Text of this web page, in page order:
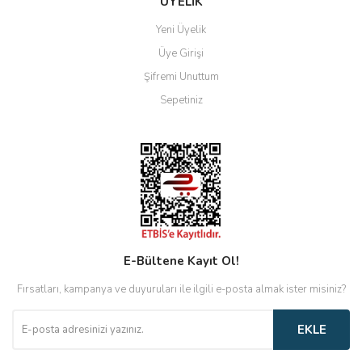
Yeni Üyelik
Üye Girişi
Şifremi Unuttum
Sepetiniz
E-Bültene Kayıt Ol!
Fırsatları, kampanya ve duyuruları ile ilgili e-posta almak ister misiniz?
EKLE